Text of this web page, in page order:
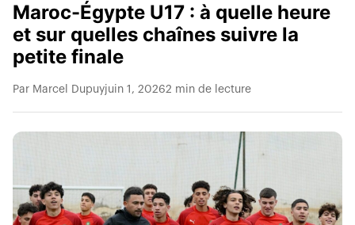
Maroc-Égypte U17 : à quelle heure
et sur quelles chaînes suivre la
petite finale
Par Marcel Dupuyjuin 1, 20262 min de lecture